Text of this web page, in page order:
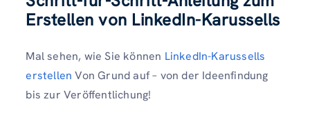
Erstellen von LinkedIn-Karussells
Mal sehen, wie Sie können LinkedIn-Karussells
erstellen Von Grund auf – von der Ideenfindung
bis zur Veröffentlichung!